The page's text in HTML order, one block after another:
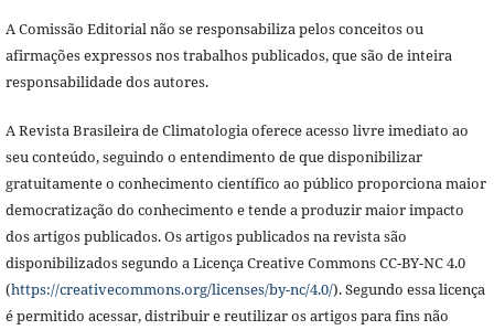
A Comissão Editorial não se responsabiliza pelos conceitos ou
afirmações expressos nos trabalhos publicados, que são de inteira
responsabilidade dos autores.
A Revista Brasileira de Climatologia oferece acesso livre imediato ao
seu conteúdo, seguindo o entendimento de que disponibilizar
gratuitamente o conhecimento científico ao público proporciona maior
democratização do conhecimento e tende a produzir maior impacto
dos artigos publicados. Os artigos publicados na revista são
disponibilizados segundo a Licença Creative Commons CC-BY-NC 4.0
(https://creativecommons.org/licenses/by-nc/4.0/). Segundo essa licença
é permitido acessar, distribuir e reutilizar os artigos para fins não